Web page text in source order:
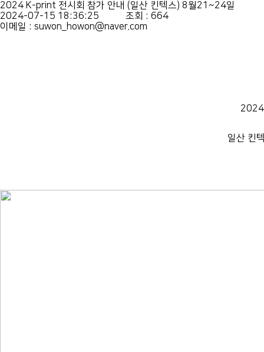
2024 K-print 전시회 참가 안내 (일산 킨텍스) 8월21~24일
2024-07-15 18:36:25
조회 : 664
이메일 : suwon_howon@naver.com
2024
일산 킨